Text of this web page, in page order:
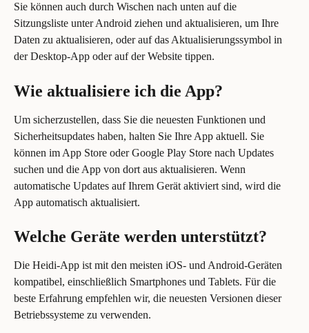
Sie können auch durch Wischen nach unten auf die
Sitzungsliste unter Android ziehen und aktualisieren, um Ihre
Daten zu aktualisieren, oder auf das Aktualisierungssymbol in
der Desktop-App oder auf der Website tippen.
Wie aktualisiere ich die App?
Um sicherzustellen, dass Sie die neuesten Funktionen und
Sicherheitsupdates haben, halten Sie Ihre App aktuell. Sie
können im App Store oder Google Play Store nach Updates
suchen und die App von dort aus aktualisieren. Wenn
automatische Updates auf Ihrem Gerät aktiviert sind, wird die
App automatisch aktualisiert.
Welche Geräte werden unterstützt?
Die Heidi-App ist mit den meisten iOS- und Android-Geräten
kompatibel, einschließlich Smartphones und Tablets. Für die
beste Erfahrung empfehlen wir, die neuesten Versionen dieser
Betriebssysteme zu verwenden.